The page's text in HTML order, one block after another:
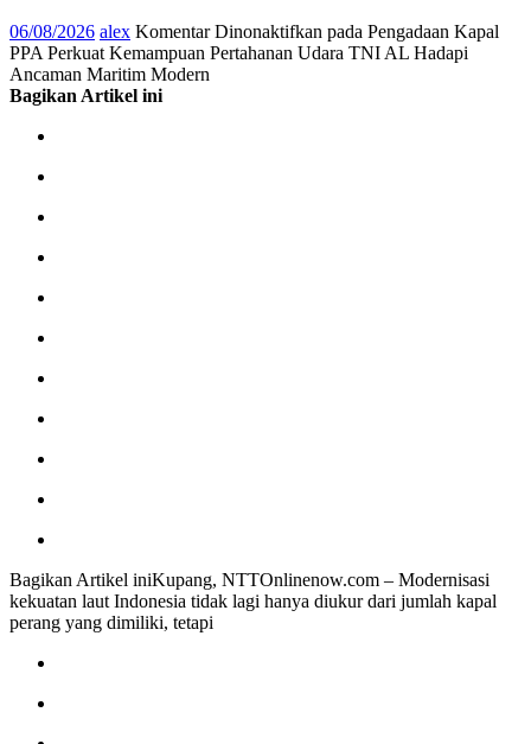
06/08/2026 alex Komentar Dinonaktifkan pada Pengadaan Kapal
PPA Perkuat Kemampuan Pertahanan Udara TNI AL Hadapi
Ancaman Maritim Modern
Bagikan Artikel ini
Bagikan Artikel iniKupang, NTTOnlinenow.com – Modernisasi
kekuatan laut Indonesia tidak lagi hanya diukur dari jumlah kapal
perang yang dimiliki, tetapi